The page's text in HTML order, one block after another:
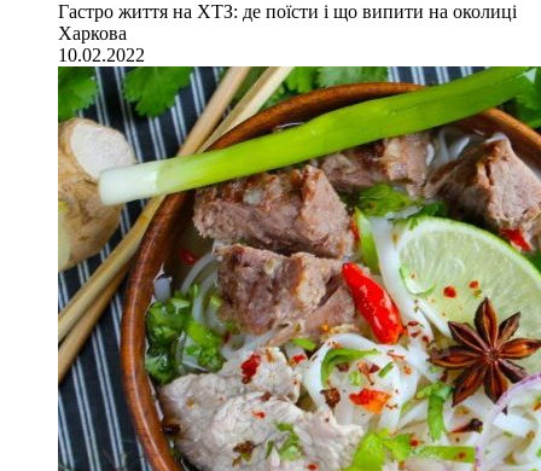
Гастро життя на ХТЗ: де поїсти і що випити на околиці
Харкова
10.02.2022